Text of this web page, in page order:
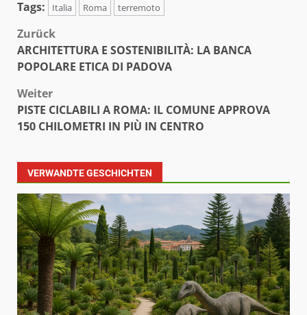
Tags: Italia Roma terremoto
Beitragsnavigation
Zurück
ARCHITETTURA E SOSTENIBILITÀ: LA BANCA
POPOLARE ETICA DI PADOVA
Weiter
PISTE CICLABILI A ROMA: IL COMUNE APPROVA
150 CHILOMETRI IN PIÙ IN CENTRO
VERWANDTE GESCHICHTEN